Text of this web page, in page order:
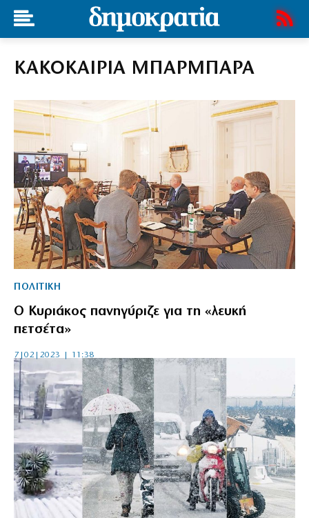
ΚΑΚΟΚΑΙΡΙΑ ΜΠΑΡΜΠΑΡΑ
ΠΟΛΙΤΙΚΗ
Ο Κυριάκος πανηγύριζε για τη «λευκή
πετσέτα»
7|02|2023 | 11:38